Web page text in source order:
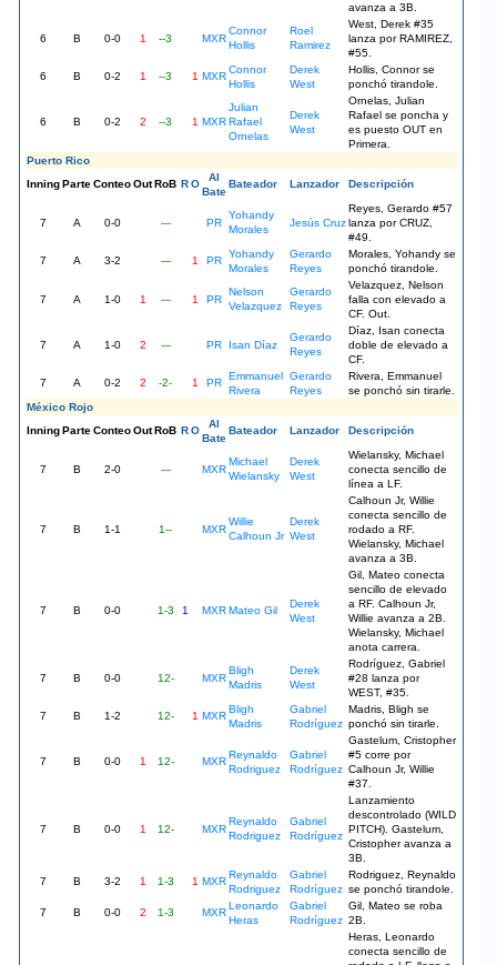
avanza a 3B.
6 B 0-0 1 --3 MXR
Connor
Hollis
Roel
Ramirez
West, Derek #35
lanza por RAMIREZ,
#55.
6
B 0-2 1 --3 1 MXR
Connor
Hollis
Derek
West
Hollis, Connor se
ponchó tirandole.
6 B 0-2 2 --3 1 MXR
Julian
Rafael
Ornelas
Derek
West
Ornelas, Julian
Rafael se poncha y
es puesto OUT en
Primera.
Puerto Rico
InningParteConteoOutRoB RO
Al
Bate
Bateador Lanzador Descripción
7 A 0-0 --- PR
Yohandy
Morales
Jesús Cruz
Reyes, Gerardo #57
lanza por CRUZ,
#49.
7
A 3-2 --- 1 PR
Yohandy
Morales
Gerardo
Reyes
Morales, Yohandy se
ponchó tirandole.
7 A 1-0 1 --- 1 PR
Nelson
Velazquez
Gerardo
Reyes
Velazquez, Nelson
falla con elevado a
CF. Out.
7 A 1-0 2 --- PR Isan Díaz
Gerardo
Reyes
Díaz, Isan conecta
doble de elevado a
CF.
7
A 0-2 2 -2- 1 PR
Emmanuel
Rivera
Gerardo
Reyes
Rivera, Emmanuel
se ponchó sin tirarle.
México Rojo
InningParteConteoOutRoB RO
Al
Bate
Bateador Lanzador Descripción
7 B 2-0 --- MXR
Michael
Wielansky
Derek
West
Wielansky, Michael
conecta sencillo de
línea a LF.
7 B 1-1 1-- MXR
Willie
Calhoun Jr
Derek
West
Calhoun Jr, Willie
conecta sencillo de
rodado a RF.
Wielansky, Michael
avanza a 3B.
7 B 0-0 1-3 1 MXR Mateo Gil
Derek
West
Gil, Mateo conecta
sencillo de elevado
a RF. Calhoun Jr,
Willie avanza a 2B.
Wielansky, Michael
anota carrera.
7 B 0-0 12- MXR
Bligh
Madris
Derek
West
Rodríguez, Gabriel
#28 lanza por
WEST, #35.
7
B 1-2 12- 1 MXR
Bligh
Madris
Gabriel
Rodríguez
Madris, Bligh se
ponchó sin tirarle.
7 B 0-0 1 12- MXR
Reynaldo
Rodriguez
Gabriel
Rodríguez
Gastelum, Cristopher
#5 corre por
Calhoun Jr, Willie
#37.
7 B 0-0 1 12- MXR
Reynaldo
Rodriguez
Gabriel
Rodríguez
Lanzamiento
descontrolado (WILD
PITCH). Gastelum,
Cristopher avanza a
3B.
7
B 3-2 1 1-3 1 MXR
Reynaldo
Rodriguez
Gabriel
Rodríguez
Rodriguez, Reynaldo
se ponchó tirandole.
7
B 0-0 2 1-3 MXR
Leonardo
Heras
Gabriel
Rodríguez
Gil, Mateo se roba
2B.
Heras, Leonardo
conecta sencillo de